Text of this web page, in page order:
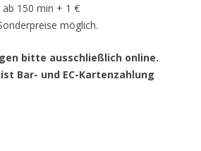
150 min + 1 €
möglich.
bitte ausschließlich online.
Bar- und EC-Kartenzahlung